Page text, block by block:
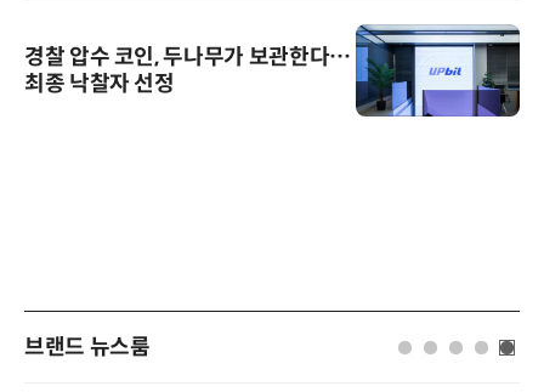
경찰 압수 코인, 두나무가 보관한다…
최종 낙찰자 선정
브랜드 뉴스룸